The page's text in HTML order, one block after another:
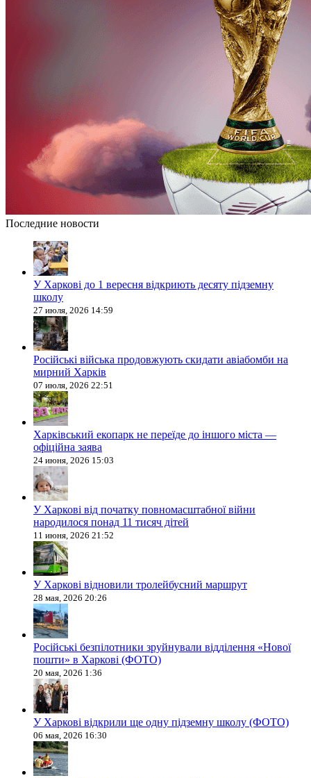
Последние новости
У Харкові до 1 вересня відкриють десяту підземну
школу
27 июля, 2026 14:59
Російські війська продовжують скидати авіабомби на
мирний Харків
07 июля, 2026 22:51
Харківський екопарк не переїде до іншого міста —
офіційна заява
24 июня, 2026 15:03
У Харкові від початку повномасштабної війни
народилося понад 11 тисяч дітей
11 июня, 2026 21:52
У Харкові відновили тролейбусний маршрут
28 мая, 2026 20:26
Російські безпілотники зруйнували відділення «Нової
пошти» в Харкові (ФОТО)
20 мая, 2026 1:36
У Харкові відкрили ще одну підземну школу (ФОТО)
06 мая, 2026 16:30